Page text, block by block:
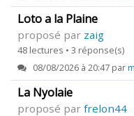
Loto a la Plaine
proposé par zaig
48 lectures • 3 réponse(s)
08/08/2026 à 20:47 par
La Nyolaie
proposé par frelon44